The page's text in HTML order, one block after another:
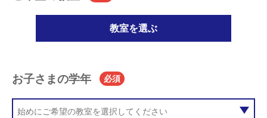
教室を選ぶ
お子さまの学年 必須